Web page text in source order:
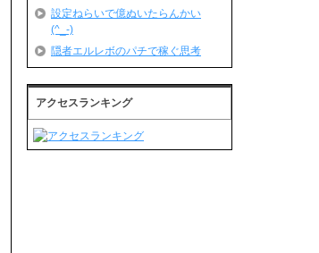
設定ねらいで億ぬいたらんかい
(^_-)
隠者エルレボのパチで稼ぐ思考
アクセスランキング